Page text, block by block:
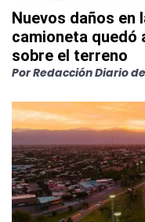
Nuevos daños en
camioneta quedó
sobre el terreno
PorRedacción Diario